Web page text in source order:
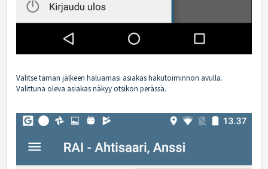
Valitse tämän jälkeen haluamasi asiakas hakutoiminnon avulla.
Valittuna oleva asiakas näkyy otsikon perässä.